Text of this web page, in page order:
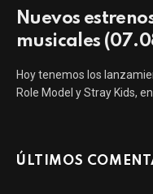
Nuevos
musicales
Hoy tenemos los
Role Model y Stray Kids,
ÚLTIMOS